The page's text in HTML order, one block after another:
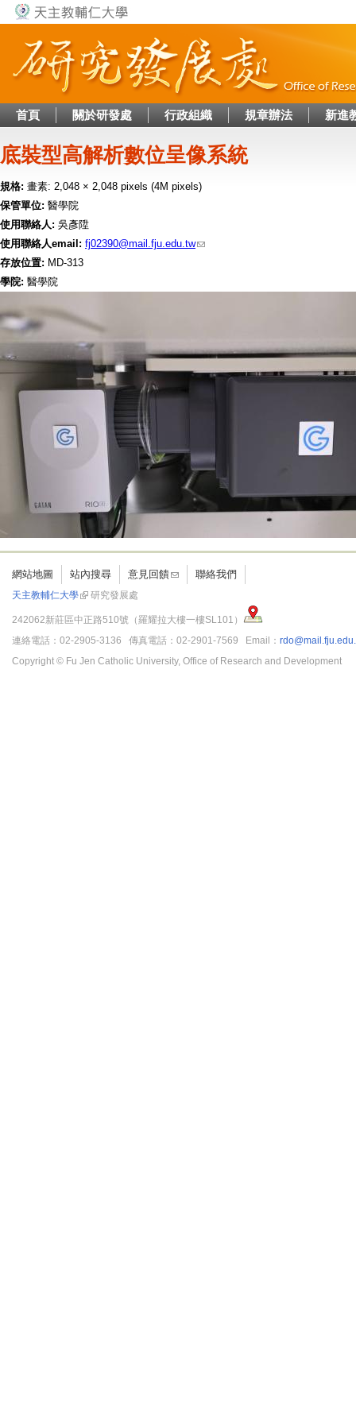
首頁 關於研發處 行政組織 規章辦法 新進
底裝型高解析數位呈像系統
規格: 畫素: 2,048 × 2,048 pixels (4M pixels)
保管單位: 醫學院
使用聯絡人: 吳彥陞
使用聯絡人email: fj02390@mail.fju.edu.tw
存放位置: MD-313
學院: 醫學院
網站地圖 站內搜尋 意見回饋 聯絡我們
天主教輔仁大學 研究發展處
242062新莊區中正路510號（羅耀拉大樓一樓SL101）
連絡電話：02-2905-3136 傳真電話：02-2901-7569 Email：
Copyright © Fu Jen Catholic University, Office of Research and Development